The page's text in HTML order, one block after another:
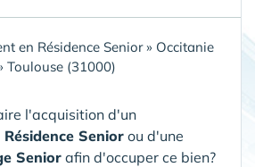
en Résidence Senior» Occitanie
Toulouse (31000)
l'acquisition d'un
Senior ou d'une
Senior afin d'occuper ce bien?